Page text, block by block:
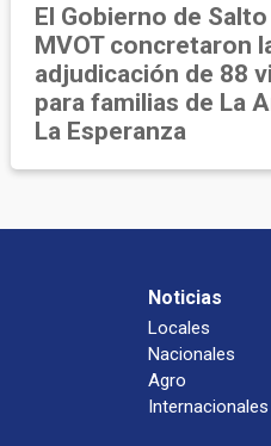
El Gobierno de
MVOT concretaron
adjudicación de 88
para familias de La
La Esperanza
Noticias
Locales
Nacionales
Agro
Internacionales